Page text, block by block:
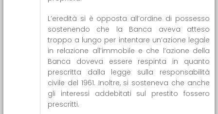
L’eredità si è opposta all’ordine di possesso
sostenendo che la Banca aveva atteso
troppo a lungo per intentare un’azione legale
in relazione all’immobile e che l’azione della
Banca doveva essere respinta in quanto
prescritta dalla legge sulla responsabilità
civile del 1961. Inoltre, si sosteneva che anche
gli interessi addebitati sul prestito fossero
prescritti.